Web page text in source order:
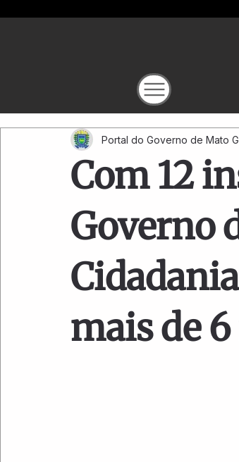
Com 12
Governo
mais de
Portal do Governo de Mato